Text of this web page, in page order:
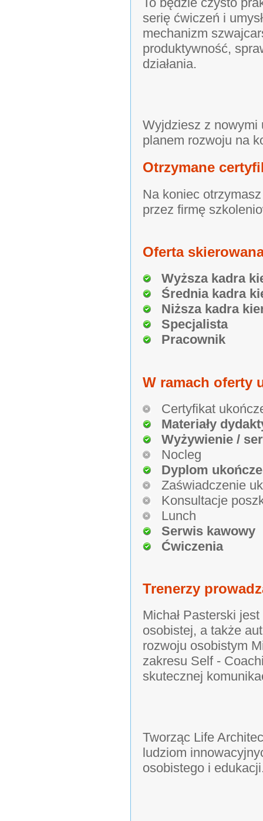
serię ćwiczeń i
mechanizm
produktywność,
działania.
Wyjdziesz z nowymi
planem rozwoju na
Otrzymane
Na koniec
przez firmę
Oferta
Wyższa kadra
Średnia kadra
Niższa kadra
Specjalista
Pracownik
W ramach oferty
Certyfikat
Materiały
Wyżywienie /
Nocleg
Dyplom
Zaświadczenie
Konsultacje
Lunch
Serwis kawowy
Ćwiczenia
Trenerzy
Michał Pasterski
osobistej, a także
rozwoju osobistym
zakresu Self -
skutecznej
Tworząc Life
ludziom
osobistego i